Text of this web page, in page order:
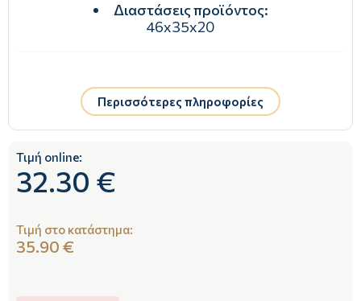
Διαστάσεις προϊόντος:
46x35x20
Περισσότερες πληροφορίες
Τιμή online:
32.30 €
Τιμή στο κατάστημα:
35.90 €